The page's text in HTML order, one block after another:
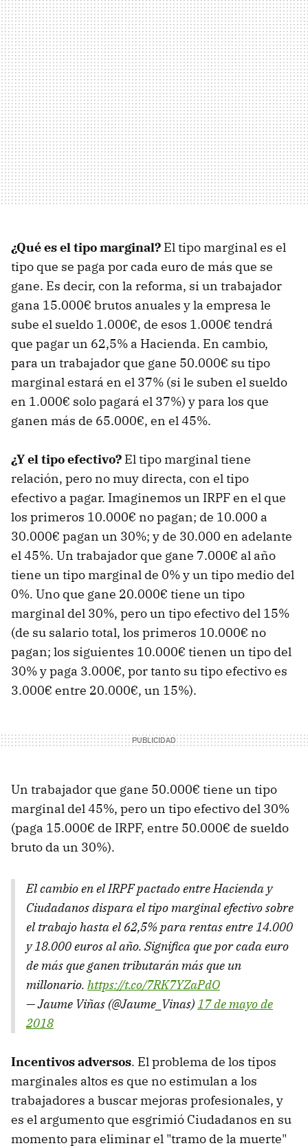
¿Qué es el tipo marginal? El tipo marginal es el
tipo que se paga por cada euro de más que se
gane. Es decir, con la reforma, si un trabajador
gana 15.000€ brutos anuales y la empresa le
sube el sueldo 1.000€, de esos 1.000€ tendrá
que pagar un 62,5% a Hacienda. En cambio,
para un trabajador que gane 50.000€ su tipo
marginal estará en el 37% (si le suben el sueldo
en 1.000€ solo pagará el 37%) y para los que
ganen más de 65.000€, en el 45%.
¿Y el tipo efectivo? El tipo marginal tiene
relación, pero no muy directa, con el tipo
efectivo a pagar. Imaginemos un IRPF en el que
los primeros 10.000€ no pagan; de 10.000 a
30.000€ pagan un 30%; y de 30.000 en adelante
el 45%. Un trabajador que gane 7.000€ al año
tiene un tipo marginal de 0% y un tipo medio del
0%. Uno que gane 20.000€ tiene un tipo
marginal del 30%, pero un tipo efectivo del 15%
(de su salario total, los primeros 10.000€ no
pagan; los siguientes 10.000€ tienen un tipo del
30% y paga 3.000€, por tanto su tipo efectivo es
3.000€ entre 20.000€, un 15%).
Un trabajador que gane 50.000€ tiene un tipo
marginal del 45%, pero un tipo efectivo del 30%
(paga 15.000€ de IRPF, entre 50.000€ de sueldo
bruto da un 30%).
El cambio en el IRPF pactado entre Hacienda y
Ciudadanos dispara el tipo marginal efectivo sobre
el trabajo hasta el 62,5% para rentas entre 14.000
y 18.000 euros al año. Significa que por cada euro
de más que ganen tributarán más que un
millonario. https://t.co/7RK7YZaPdO
— Jaume Viñas (@Jaume_Vinas)17 de mayo de
2018
Incentivos adversos. El problema de los tipos
marginales altos es que no estimulan a los
trabajadores a buscar mejoras profesionales, y
es el argumento que esgrimió Ciudadanos en su
momento para eliminar el "tramo de la muerte"